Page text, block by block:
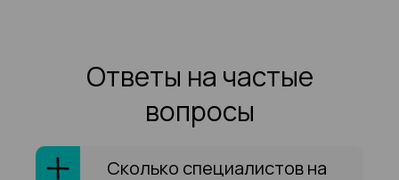
Ответы на частые
вопросы
Сколько специалистов на